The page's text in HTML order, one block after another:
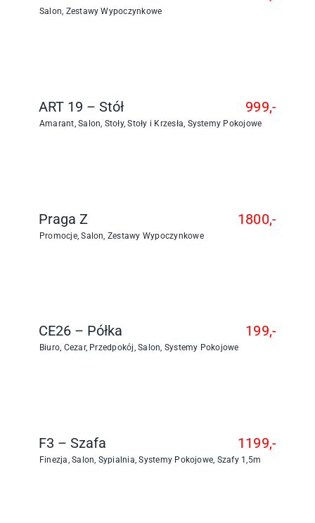
Salon, Zestawy Wypoczynkowe
ART 19 – Stół
Amarant,Salon, Stoły,Stoły i Krzesła, Systemy Pokojowe
999,-
Praga Z
Promocje,Salon, Zestawy Wypoczynkowe
1800,-
CE26 – Półka
Biuro, Cezar, Przedpokój,Salon, Systemy Pokojowe
199,-
F3 – Szafa
Finezja,Salon, Sypialnia,Systemy Pokojowe, Szafy 1,5m
1199,-